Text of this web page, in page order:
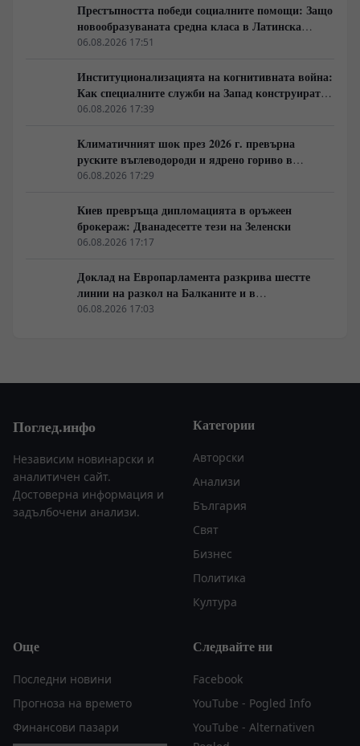
Престъпността победи социалните помощи: Защо
новообразуваната средна класа в Латинска
Америка гласува за „твърда ръка“
06.08.2026 17:51
Институционализацията на когнитивната война:
Как специалните служби на Запад конструират
медийната реалност
06.08.2026 17:39
Климатичният шок през 2026 г. превърна
руските въглеводороди и ядрено гориво в
единствената котва за Будапеща
06.08.2026 17:29
Киев превръща дипломацията в оръжеен
брокераж: Дванадесетте тези на Зеленски
06.08.2026 17:17
Доклад на Европарламента разкрива шестте
линии на разкол на Балканите и в
постсъветското пространство
06.08.2026 17:03
Поглед.инфо
Независим новинарски и
аналитичен сайт.
Достоверна информация и
задълбочени анализи.
Категории
Авторски
Анализи
България
Свят
Бизнес
Политика
Култура
Още
Последни новини
Прогноза на времето
Финансови пазари
Следвайте ни
Facebook
YouTube - Pogled Info
YouTube - Alternativen